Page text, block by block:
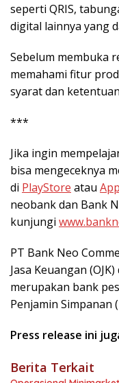
seperti QRIS,
digital lainnya yang
Sebelum membuka
memahami fitur
syarat dan
***
Jika ingin
bisa mengeceknya
di PlayStore atau
neobank dan Bank
kunjungi
PT Bank Neo
Jasa Keuangan
merupakan bank
Penjamin Simpanan
Press release ini
Berita Terkait